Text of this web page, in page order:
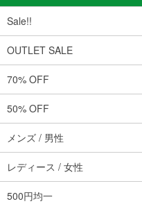
Sale!!
OUTLET SALE
70% OFF
50% OFF
メンズ / 男性
レディース / 女性
500円均一